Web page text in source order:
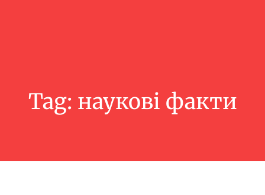
Tag: наукові факти